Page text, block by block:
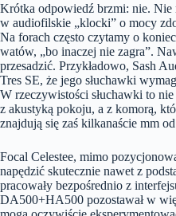
Krótka odpowiedź brzmi: nie. Nie
w audiofilskie „klocki” o mocy
Na forach często czytamy o
watów, „bo inaczej nie zagra”.
przesadzić. Przykładowo, Sash
Tres SE, że jego słuchawki
W rzeczywistości słuchawki to
z akustyką pokoju, a z komorą,
znajdują się zaś kilkanaście mm
Focal Celestee, mimo
napędzić skutecznie nawet z
pracowały bezpośrednio z
DA500+HA500 pozostawał w